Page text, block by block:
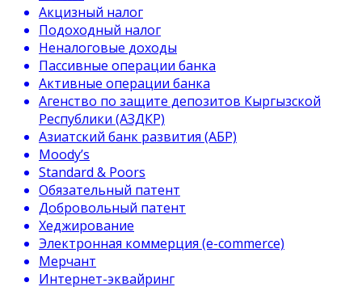
Акцизный налог
Подоходный налог
Неналоговые доходы
Пассивные операции банка
Активные операции банка
Агенство по защите депозитов Кыргызской
Республики (АЗДКР)
Азиатский банк развития (АБР)
Moody’s
Standard & Poors
Обязательный патент
Добровольный патент
Хеджирование
Электронная коммерция (e-commerce)
Мерчант
Интернет-эквайринг